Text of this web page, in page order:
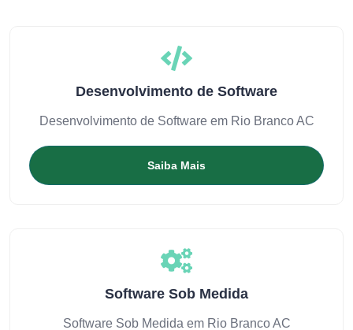
Desenvolvimento de Software
Desenvolvimento de Software em Rio Branco AC
Saiba Mais
Software Sob Medida
Software Sob Medida em Rio Branco AC